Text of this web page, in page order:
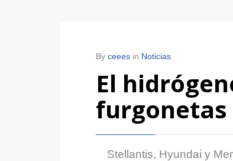
By ceees in Noticias
El
furgonetas
Stellantis, Hyundai y